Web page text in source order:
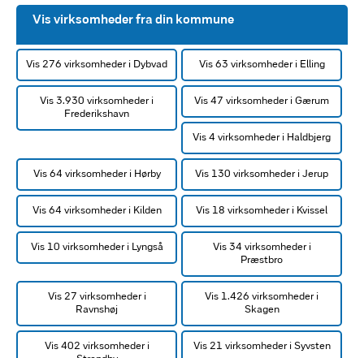
Vis virksomheder fra din kommune
Vis 276 virksomheder i Dybvad Vis 63 virksomheder i Elling
Vis 3.930 virksomheder i
Frederikshavn
Vis 47 virksomheder i Gærum
Vis 4 virksomheder i Haldbjerg
Vis 64 virksomheder i Hørby Vis 130 virksomheder i Jerup
Vis 64 virksomheder i Kilden Vis 18 virksomheder i Kvissel
Vis 10 virksomheder i Lyngså
Vis 34 virksomheder i
Præstbro
Vis 27 virksomheder i
Ravnshøj
Vis 1.426 virksomheder i
Skagen
Vis 402 virksomheder i
Vis 21 virksomheder i Syvsten